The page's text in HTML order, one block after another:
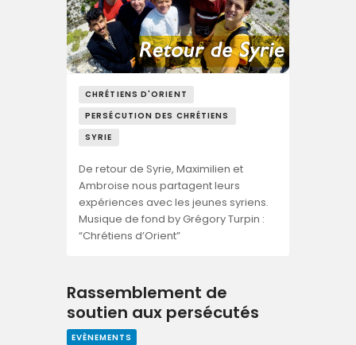
CHRÉTIENS D'ORIENT
PERSÉCUTION DES CHRÉTIENS
SYRIE
De retour de Syrie, Maximilien et
Ambroise nous partagent leurs
expériences avec les jeunes syriens.
Musique de fond by Grégory Turpin :
“Chrétiens d’Orient”
Rassemblement de
soutien aux persécutés
EVÈNEMENTS